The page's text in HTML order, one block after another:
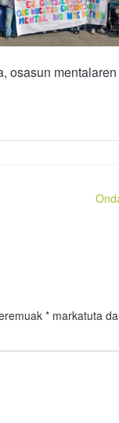
osasun
* markatuta